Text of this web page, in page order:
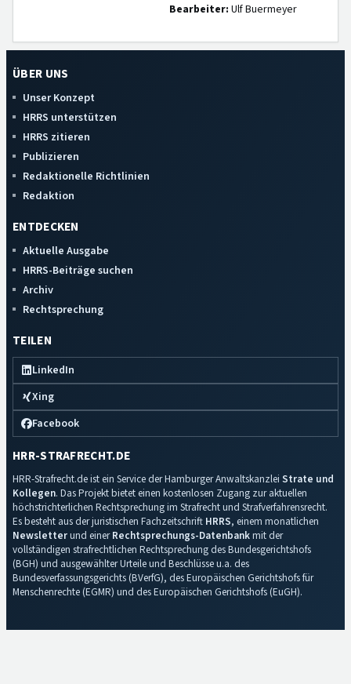
Bearbeiter: Ulf Buermeyer
ÜBER UNS
Unser Konzept
HRRS unterstützen
HRRS zitieren
Publizieren
Redaktionelle Richtlinien
Redaktion
ENTDECKEN
Aktuelle Ausgabe
HRRS-Beiträge suchen
Archiv
Rechtsprechung
TEILEN
LinkedIn
Xing
Facebook
HRR-STRAFRECHT.DE
HRR-Strafrecht.de ist ein Service der Hamburger Anwaltskanzlei Strate und
Kollegen. Das Projekt bietet einen kostenlosen Zugang zur aktuellen
höchstrichterlichen Rechtsprechung im Strafrecht und Strafverfahrensrecht.
Es besteht aus der juristischen Fachzeitschrift HRRS, einem monatlichen
Newsletterund einerRechtsprechungs-Datenbankmit der
vollständigen strafrechtlichen Rechtsprechung des Bundesgerichtshofs
(BGH) und ausgewählter Urteile und Beschlüsse u.a. des
Bundesverfassungsgerichts (BVerfG), des Europäischen Gerichtshofs für
Menschenrechte (EGMR) und des Europäischen Gerichtshofs (EuGH).